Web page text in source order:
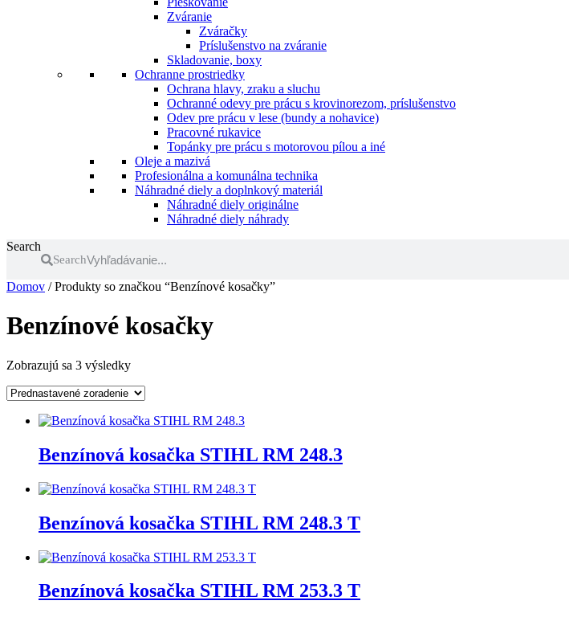
Zváranie
Zváračky
Príslušenstvo na zváranie
Skladovanie, boxy
Ochranne prostriedky
Ochrana hlavy, zraku a sluchu
Ochranné odevy pre prácu s krovinorezom, príslušenstvo
Odev pre prácu v lese (bundy a nohavice)
Pracovné rukavice
Topánky pre prácu s motorovou pílou a iné
Oleje a mazivá
Profesionálna a komunálna technika
Náhradné diely a doplnkový materiál
Náhradné diely originálne
Náhradné diely náhrady
Search
Search
Domov / Produkty so značkou “Benzínové kosačky”
Benzínové kosačky
Zobrazujú sa 3 výsledky
Benzínová kosačka STIHL RM 248.3
Benzínová kosačka STIHL RM 248.3 T
Benzínová kosačka STIHL RM 253.3 T